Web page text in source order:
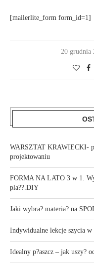
[mailerlite_form form_id=1]
20 grudnia
WARSZTAT KRAWIECKI-
projektowaniu
FORMA NA LATO 3 w 1.
pla??.DIY
Jaki wybra? materia? na
Indywidualne lekcje szycia w
Idealny p?aszcz – jak uszy?